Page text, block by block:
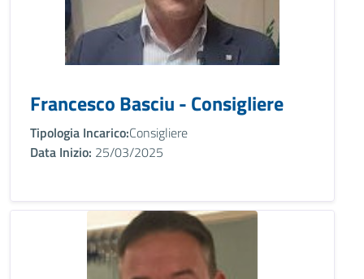
Francesco Basciu - Consigliere
Tipologia Incarico:Consigliere
Data Inizio: 25/03/2025